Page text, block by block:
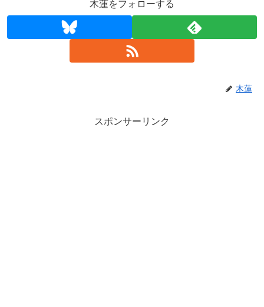
木蓮をフォローする
木蓮
スポンサーリンク